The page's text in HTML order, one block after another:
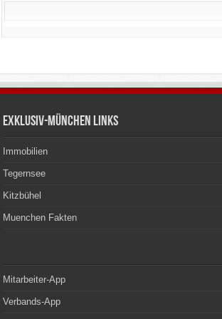
Exklusiv-München Links
Immobilien
Tegernsee
Kitzbühel
Muenchen Fakten
Mitarbeiter-App
Verbands-App